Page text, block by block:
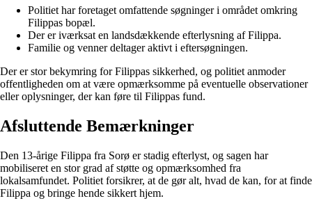
Politiet har foretaget omfattende søgninger i området omkring
Filippas bopæl.
Der er iværksat en landsdækkende efterlysning af Filippa.
Familie og venner deltager aktivt i eftersøgningen.
Der er stor bekymring for Filippas sikkerhed, og politiet anmoder
offentligheden om at være opmærksomme på eventuelle observationer
eller oplysninger, der kan føre til Filippas fund.
Afsluttende Bemærkninger
Den 13-årige Filippa fra Sorø er stadig efterlyst, og sagen har
mobiliseret en stor grad af støtte og opmærksomhed fra
lokalsamfundet. Politiet forsikrer, at de gør alt, hvad de kan, for at finde
Filippa og bringe hende sikkert hjem.